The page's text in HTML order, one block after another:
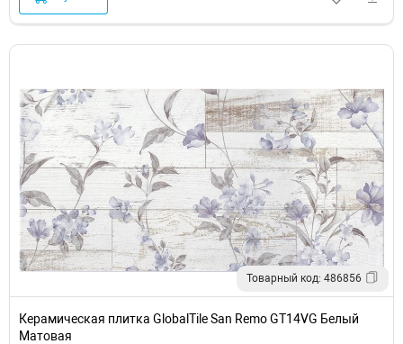
Товарный код: 486856
Керамическая плитка GlobalTile San Remo GT14VG Белый
Матовая